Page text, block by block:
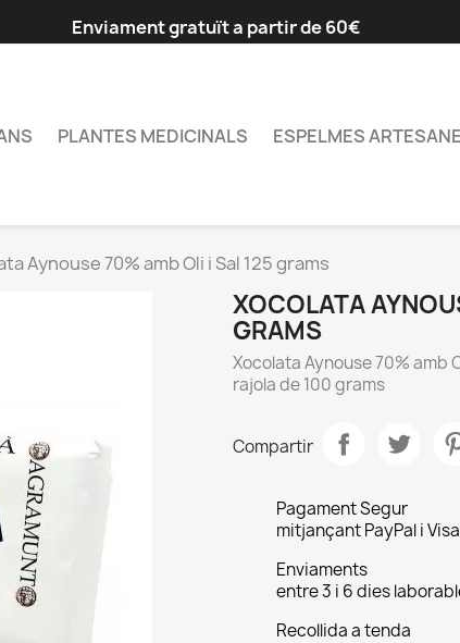
Enviament gratuït a partir de 60€
PLANTES MEDICINALS ESPELMES
Aynouse 70% amb Oli i Sal 125 grams
XOCOLATA
GRAMS
Xocolata Aynouse 70% amb
rajola de 100 grams
Compartir
Pagament Segur
mitjançant PayPal i Visa
Enviaments
entre 3 i 6 dies
Recollida a tenda